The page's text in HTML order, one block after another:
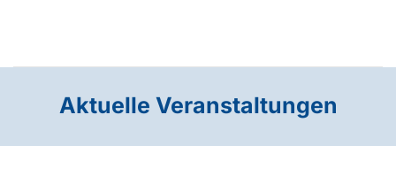
Aktuelle Veranstaltungen